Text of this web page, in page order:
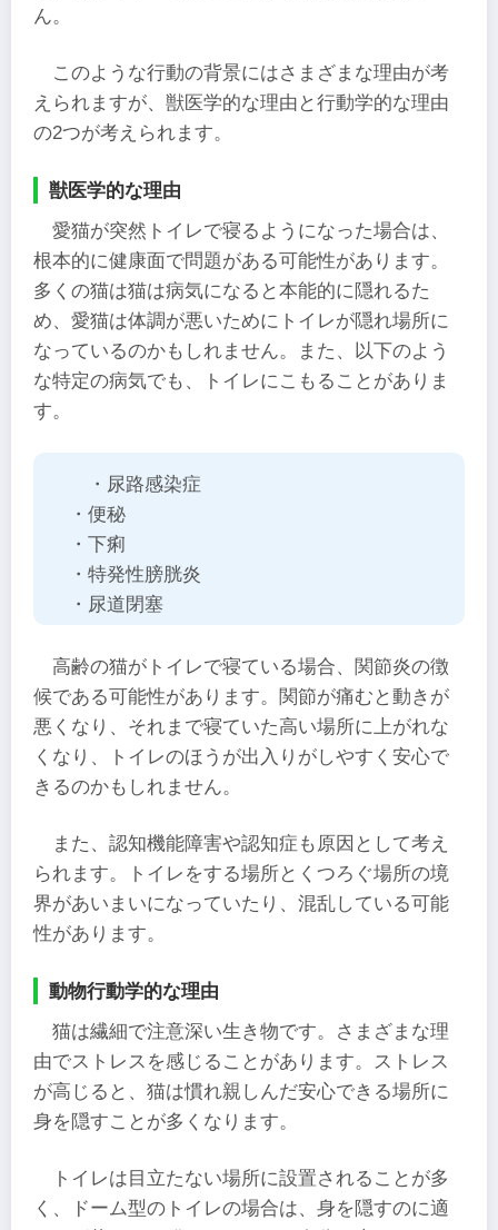
ん。
このような行動の背景にはさまざまな理由が考
えられますが、獣医学的な理由と行動学的な理由
の2つが考えられます。
獣医学的な理由
愛猫が突然トイレで寝るようになった場合は、
根本的に健康面で問題がある可能性があります。
多くの猫は猫は病気になると本能的に隠れるた
め、愛猫は体調が悪いためにトイレが隠れ場所に
なっているのかもしれません。また、以下のよう
な特定の病気でも、トイレにこもることがありま
す。
・尿路感染症
・便秘
・下痢
・特発性膀胱炎
・尿道閉塞
高齢の猫がトイレで寝ている場合、関節炎の徴
候である可能性があります。関節が痛むと動きが
悪くなり、それまで寝ていた高い場所に上がれな
くなり、トイレのほうが出入りがしやすく安心で
きるのかもしれません。
また、認知機能障害や認知症も原因として考え
られます。トイレをする場所とくつろぐ場所の境
界があいまいになっていたり、混乱している可能
性があります。
動物行動学的な理由
猫は繊細で注意深い生き物です。さまざまな理
由でストレスを感じることがあります。ストレス
が高じると、猫は慣れ親しんだ安心できる場所に
身を隠すことが多くなります。
トイレは目立たない場所に設置されることが多
く、ドーム型のトイレの場合は、身を隠すのに適